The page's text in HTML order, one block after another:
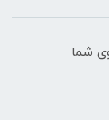
شما